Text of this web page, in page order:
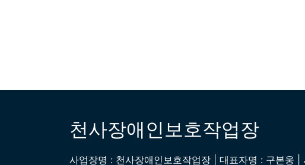
천사장애인보호작업장
사업장명 : 천사장애인보호작업장 | 대표자명 : 구본웅